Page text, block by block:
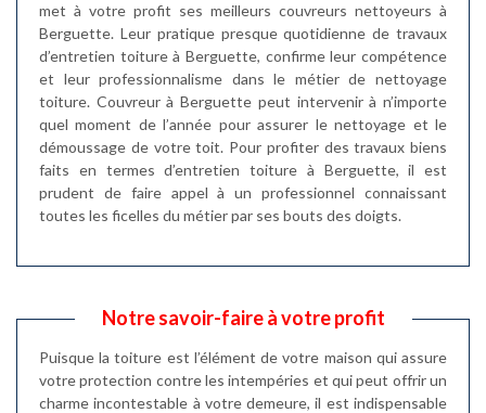
met à votre profit ses meilleurs couvreurs nettoyeurs à
Berguette. Leur pratique presque quotidienne de travaux
d’entretien toiture à Berguette, confirme leur compétence
et leur professionnalisme dans le métier de nettoyage
toiture. Couvreur à Berguette peut intervenir à n’importe
quel moment de l’année pour assurer le nettoyage et le
démoussage de votre toit. Pour profiter des travaux biens
faits en termes d’entretien toiture à Berguette, il est
prudent de faire appel à un professionnel connaissant
toutes les ficelles du métier par ses bouts des doigts.
Notre savoir-faire à votre profit
Puisque la toiture est l’élément de votre maison qui assure
votre protection contre les intempéries et qui peut offrir un
charme incontestable à votre demeure, il est indispensable